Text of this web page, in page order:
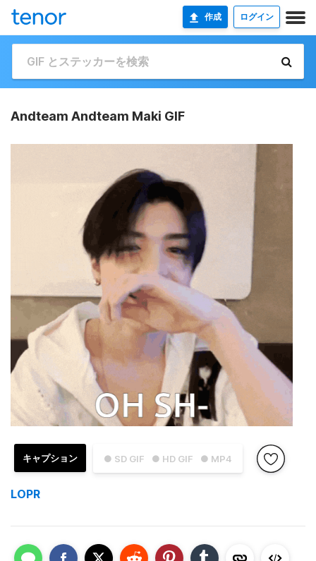
作成 ログイン
Andteam Andteam Maki GIF
● SD GIF ● HD GIF ● MP4
キャプション
LOPR